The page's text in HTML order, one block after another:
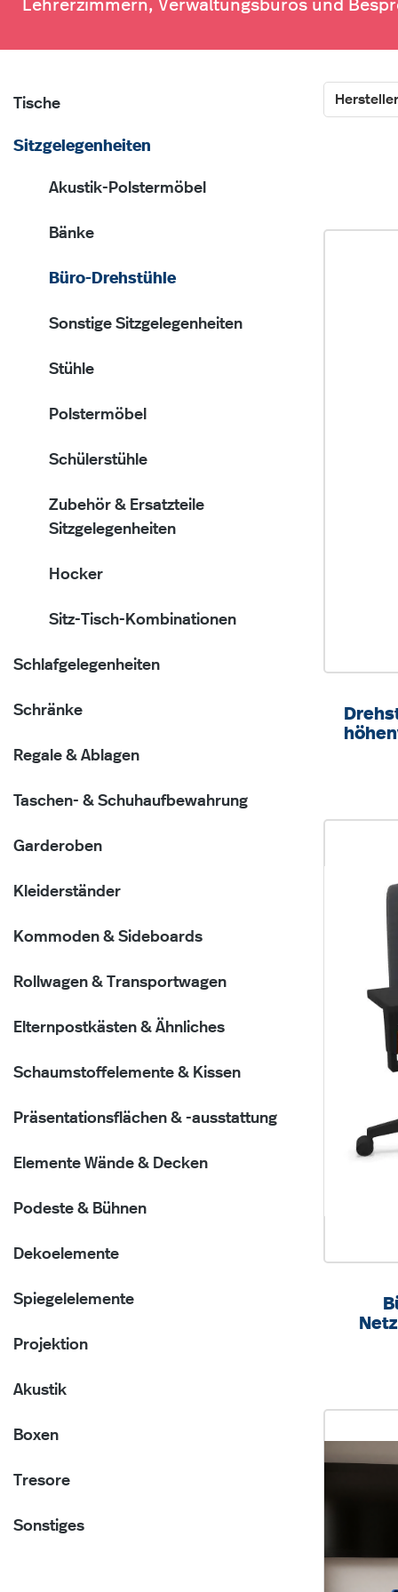
Lehrerzimmern, Verwaltungsbüros und
Tische
Sitzgelegenheiten
Akustik-Polstermöbel
Bänke
Büro-Drehstühle
Sonstige Sitzgelegenheiten
Stühle
Polstermöbel
Schülerstühle
Zubehör & Ersatzteile
Sitzgelegenheiten
Hocker
Sitz-Tisch-Kombinationen
Schlafgelegenheiten
Schränke
Regale & Ablagen
Taschen- & Schuhaufbewahrung
Garderoben
Kleiderständer
Kommoden & Sideboards
Rollwagen & Transportwagen
Elternpostkästen & Ähnliches
Schaumstoffelemente & Kissen
Präsentationsflächen & -ausstattung
Elemente Wände & Decken
Podeste & Bühnen
Dekoelemente
Spiegelelemente
Projektion
Akustik
Boxen
Tresore
Sonstiges
Hersteller